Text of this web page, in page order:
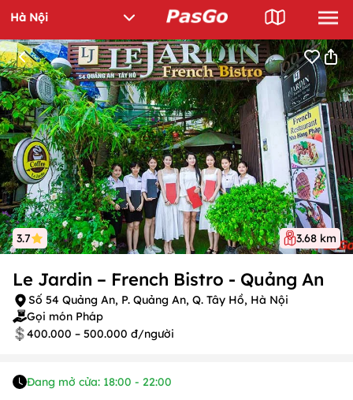
3.7 3.68 km
Le Jardin – French Bistro - Quảng An
Số 54 Quảng An, P. Quảng An, Q. Tây Hồ, Hà Nội
Gọi món Pháp
400.000 – 500.000 đ/người
Đang mở cửa: 18:00 - 22:00